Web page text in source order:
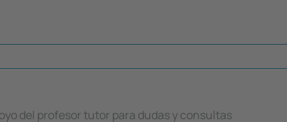
del profesor tutor para dudas y consultas